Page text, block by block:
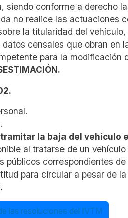
siendo conforme a derecho
no realice las actuaciones
la titularidad del
censales que obran en
para la modificación
tramitar la baja del
al tratarse de un
públicos correspondientes
para circular a pesar de
las resoluciones del IVTM